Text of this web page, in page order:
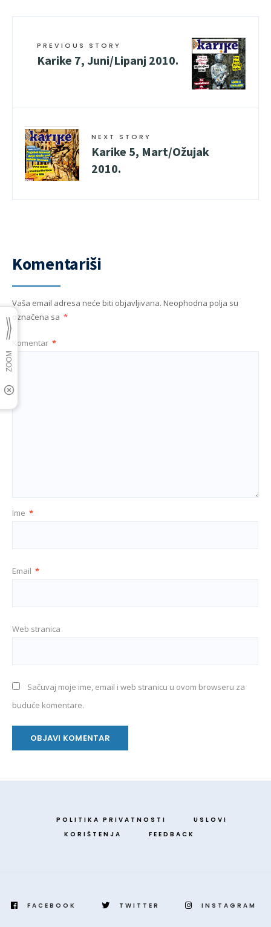
PREVIOUS STORY
Karike 7, Juni/Lipanj 2010.
NEXT STORY
Karike 5, Mart/Ožujak
2010.
Komentariši
Vaša email adresa neće biti objavljivana. Neophodna polja su
označena sa *
Komentar *
Ime *
Email *
Web stranica
Sačuvaj moje ime, email i web stranicu u ovom browseru za
buduće komentare.
POLITIKA PRIVATNOSTI
USLOVI
KORIŠTENJA
FEEDBACK
FACEBOOK TWITTER INSTAGRAM